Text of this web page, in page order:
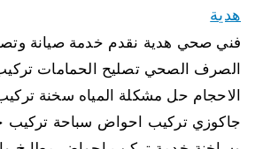
هدية
فني صحي هدية نقدم خدمة صيانة
الصرف الصحي تصليح الحمامات
الاحجام حل مشكلة المياه سخنة
جاكوزي تركيب احواض سباحة تركيب